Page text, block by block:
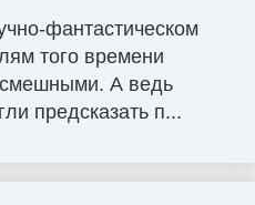
фантастическом
того времени
А ведь
предсказать п...